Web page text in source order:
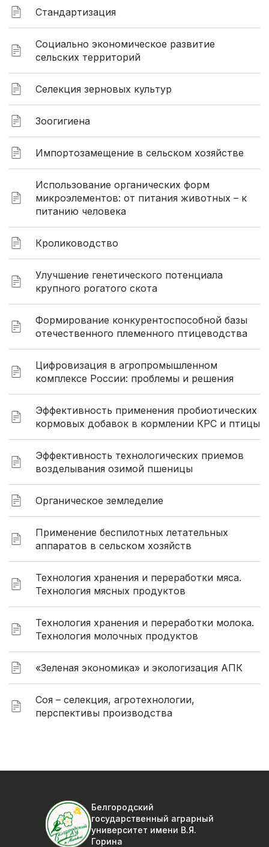
Стандартизация
Социально экономическое развитие
сельских территорий
Селекция зерновых культур
Зоогигиена
Импортозамещение в сельском хозяйстве
Использование органических форм
микроэлементов: от питания животных – к
питанию человека
Кролиководство
Улучшение генетического потенциала
крупного рогатого скота
Формирование конкурентоспособной базы
отечественного племенного птицеводства
Цифровизация в агропромышленном
комплексе России: проблемы и решения
Эффективность применения пробиотических
кормовых добавок в кормлении КРС и птицы
Эффективность технологических приемов
возделывания озимой пшеницы
Органическое земледелие
Применение беспилотных летательных
аппаратов в сельском хозяйств
Технология хранения и переработки мяса.
Технология мясных продуктов
Технология хранения и переработки молока.
Технология молочных продуктов
«Зеленая экономика» и экологизация АПК
Соя – селекция, агротехнологии,
перспективы производства
Белгородский
государственный аграрный
университет имени В.Я.
Горина